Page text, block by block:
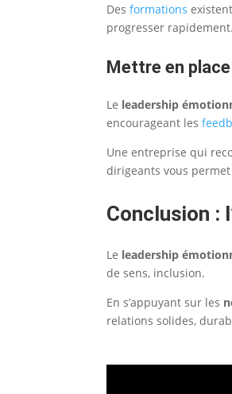
Desformations
progresser rapidement.
Mettre en
Le leadership
encourageant les
Une entreprise qui
dirigeants vous
Conclusion :
Le leadership
de sens, inclusion.
En s’appuyant sur les
relations solides,